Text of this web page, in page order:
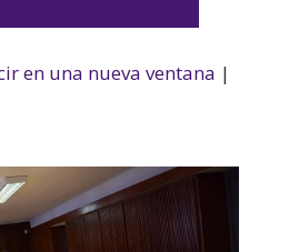
en una nueva ventana |